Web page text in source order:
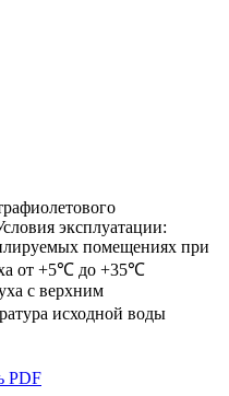
эксплуатации:
помещениях при
от +5℃ до +35℃
с верхним
исходной воды
PDF